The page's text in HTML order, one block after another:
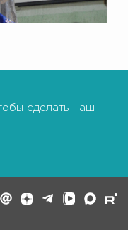
сделать наш